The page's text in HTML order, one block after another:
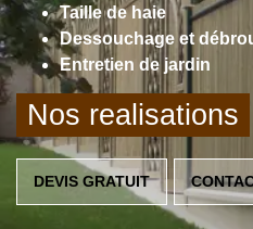
Taille de haie
Dessouchage et
Entretien de jardin
Nos realisations
DEVIS GRATUIT